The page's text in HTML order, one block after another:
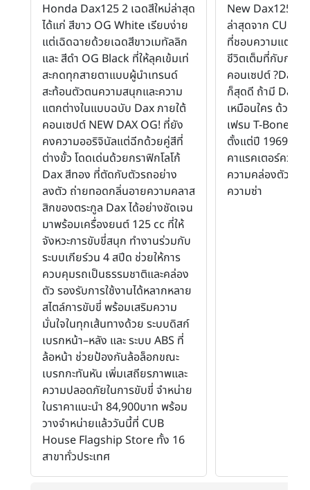
Honda Dax125 2 เฉดสีใหม่ล่าสุด
ได้แก่ สีขาว OG White เรียบง่าย
แต่เฉิดฉายด้วยเฉดสีขาวเมทัลลิก
และ สีดำ OG Black ที่ให้ลุคเข้มเท่
สะกดทุกสายตาแบบผู้นำเทรนด์
สะท้อนตัวตนความสนุกและความ
แตกต่างในแบบฉบับ Dax ภายใต้
คอนเซปต์ NEW DAX OG! ที่ยัง
คงความออริจินัลแต่ฉีกด้วยคู่สีที่
ต่างขั้ว โดดเด่นด้วยกราฟิกโลโก้
Dax สีทอง ที่ตัดกับตัวรถอย่าง
ลงตัว ถ่ายทอดกลิ่นอายความคลาส
สิกของตระกูล Dax ได้อย่างชัดเจน
มาพร้อมเครื่องยนต์ 125 cc ที่ให้
จังหวะการขับขี่สนุก ทำงานร่วมกับ
ระบบเกียร์วน 4 สปีด ช่วยให้การ
ควบคุมรถเป็นธรรมชาติและคล่อง
ตัว รองรับการใช้งานได้หลากหลาย
สไตล์การขับขี่ พร้อมเสริมความ
มั่นใจในทุกเส้นทางด้วย ระบบดิสก์
เบรกหน้า–หลัง และ ระบบ ABS ที่
ล้อหน้า ช่วยป้องกันล้อล็อกขณะ
เบรกกะทันหัน เพิ่มเสถียรภาพและ
ความปลอดภัยในการขับขี่ จำหน่าย
ในราคาแนะนำ 84,900บาท พร้อม
วางจำหน่ายแล้ววันนี้ที่ CUB
House Flagship Store ทั้ง 16
สาขาทั่วประเทศ
New Dax125 ร
ล่าสุดจาก CUB
ที่ชอบความแตกต่
ชีวิตเต็มที่กับกลุ่ม
คอนเซปต์ ?Dax
ก็สุดดี ถ้ามี Dax ดี
เหมือนใคร ด้วยเ
เฟรม T-Bone ที่เ
ตั้งแต่ปี 1969 สู่ยุ
คาแรคเตอร์ควา
ความคล่องตัว บิ
ความซ่า